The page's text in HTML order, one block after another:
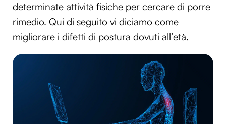
determinate attività fisiche per cercare di porre
rimedio. Qui di seguito vi diciamo come
migliorare i difetti di postura dovuti all’età.